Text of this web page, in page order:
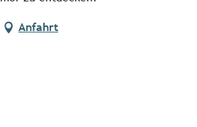
Anfahrt